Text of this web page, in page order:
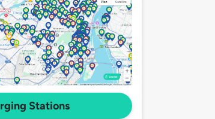
Stations